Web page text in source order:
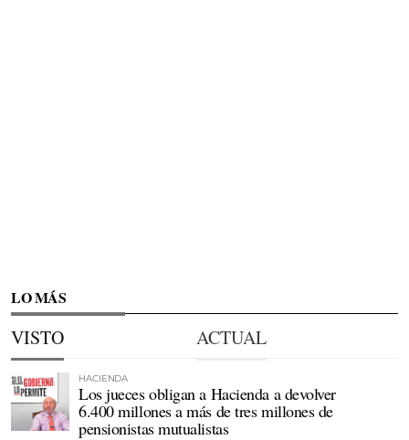
LO MÁS
VISTO ACTUAL
HACIENDA
Los jueces obligan a Hacienda a devolver
6.400 millones a más de tres millones de
pensionistas mutualistas